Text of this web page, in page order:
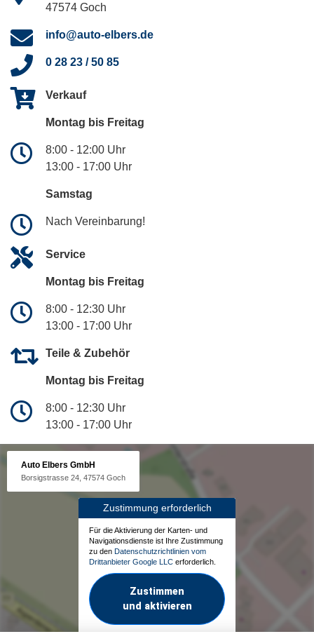
47574 Goch
info@auto-elbers.de
0 28 23 / 50 85
Verkauf
Montag bis Freitag
8:00 - 12:00 Uhr
13:00 - 17:00 Uhr
Samstag
Nach Vereinbarung!
Service
Montag bis Freitag
8:00 - 12:30 Uhr
13:00 - 17:00 Uhr
Teile & Zubehör
Montag bis Freitag
8:00 - 12:30 Uhr
13:00 - 17:00 Uhr
Auto Elbers GmbH
Borsigstrasse 24, 47574 Goch
Zustimmung erforderlich
Für die Aktivierung der Karten- und
Navigationsdienste ist Ihre Zustimmung
zu den Datenschutzrichtlinien vom
Drittanbieter Google LLC erforderlich.
Zustimmen
und aktivieren